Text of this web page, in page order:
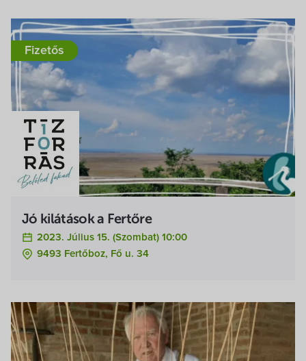
Fizetős
Jó kilátások a Fertőre
2023. Július 15. (szombat) 10:00
9493 Fertőboz, Fő u. 34